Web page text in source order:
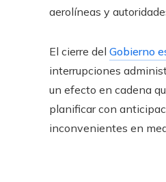
aerolíneas y
El cierre del Gobierno
interrupciones
un efecto en cadena
planificar con
inconvenientes en